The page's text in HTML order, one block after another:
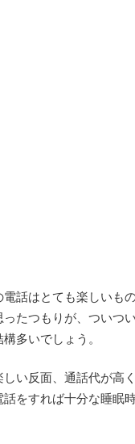
話はとても楽しいも
たつもりが、ついつ
多いでしょう。
しい反面、通話代が高
話をすれば十分な睡眠